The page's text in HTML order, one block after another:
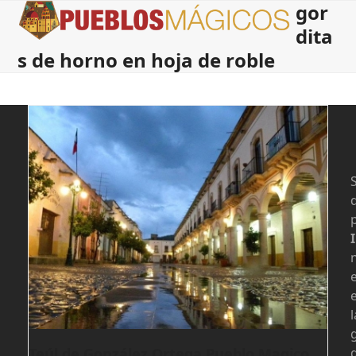
SkipOpen
mobile
menu
Close
mobile
menu
gor
dita
s de horno en hoja de roble